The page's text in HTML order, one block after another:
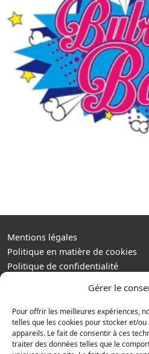
Gérer le
Pour offrir les meilleures expériences,
telles que les cookies pour stocker et/
appareils. Le fait de consentir à ces
traiter des données telles que le
Mentions légales
Politique en matière de cookies
Politique de confidentialité
BOAZ CONCEPT
32 rue d’Hem
59780 WILLEMS
+33 (0)3 20 64 07 82